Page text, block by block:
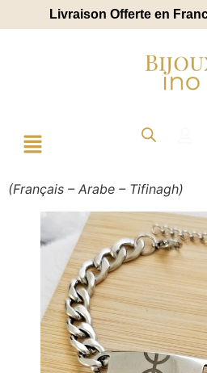
Livraison Offerte en
(Français – Arabe – Tifinagh)